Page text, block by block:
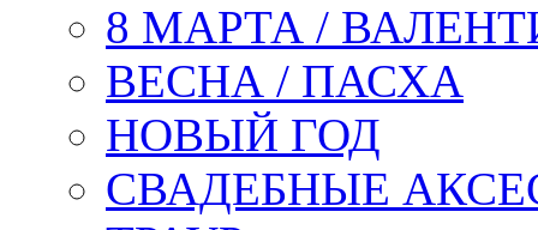
8 МАРТА /
ВЕСНА / ПАСХА
НОВЫЙ ГОД
СВАДЕБНЫЕ